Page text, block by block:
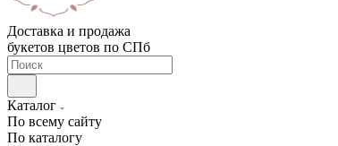
Доставка и продажа
букетов цветов по СПб
Каталог
По всему сайту
По каталогу